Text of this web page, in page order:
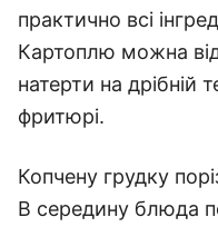
практично всі
Картоплю можна
натерти на дрібній
фритюрі.
Копчену грудку
В середину блюда